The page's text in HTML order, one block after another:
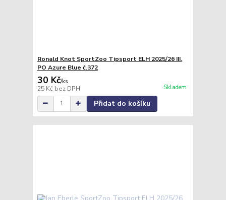
Ronald Knot SportZoo Tipsport ELH 2025/26 III.
PO Azure Blue č.372
30 Kč/ks
25 Kč bez DPH Skladem
Přidat do košíku